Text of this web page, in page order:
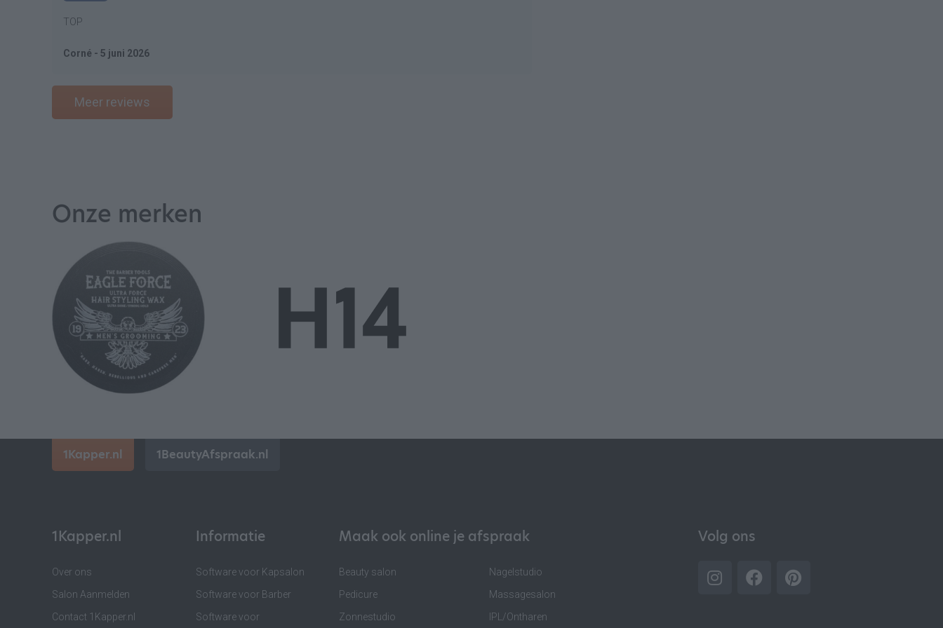
TOP
Corné - 5 juni 2026
Meer reviews
Onze merken
1Kapper.nl 1BeautyAfspraak.nl
1Kapper.nl
Over ons
Salon Aanmelden
Contact 1Kapper.nl
Informatie
Software voor Kapsalon
Software voor Barber
Software voor
Maak ook online je afspraak
Beauty salon
Pedicure
Zonnestudio
Nagelstudio
Massagesalon
IPL/Ontharen
Volg ons